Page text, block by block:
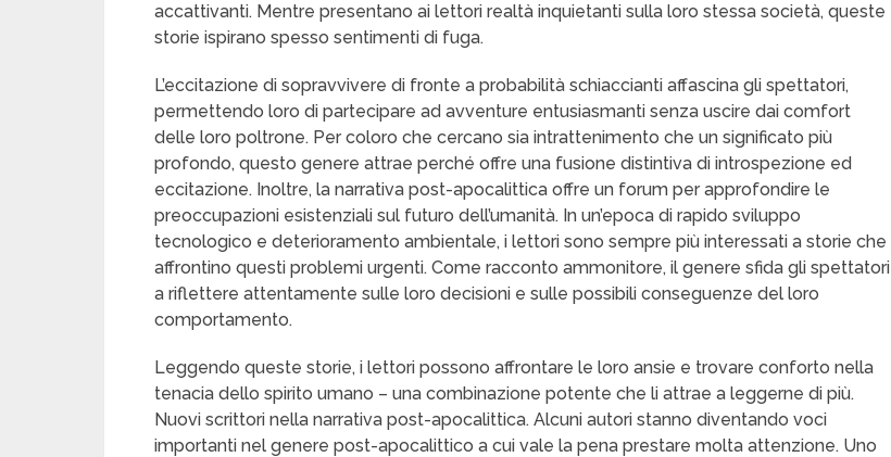
accattivanti. Mentre presentano ai lettori realtà inquietanti sulla loro stessa società, queste
storie ispirano spesso sentimenti di fuga.
L’eccitazione di sopravvivere di fronte a probabilità schiaccianti affascina gli spettatori,
permettendo loro di partecipare ad avventure entusiasmanti senza uscire dai comfort
delle loro poltrone. Per coloro che cercano sia intrattenimento che un significato più
profondo, questo genere attrae perché offre una fusione distintiva di introspezione ed
eccitazione. Inoltre, la narrativa post-apocalittica offre un forum per approfondire le
preoccupazioni esistenziali sul futuro dell’umanità. In un’epoca di rapido sviluppo
tecnologico e deterioramento ambientale, i lettori sono sempre più interessati a storie che
affrontino questi problemi urgenti. Come racconto ammonitore, il genere sfida gli spettatori
a riflettere attentamente sulle loro decisioni e sulle possibili conseguenze del loro
comportamento.
Leggendo queste storie, i lettori possono affrontare le loro ansie e trovare conforto nella
tenacia dello spirito umano – una combinazione potente che li attrae a leggerne di più.
Nuovi scrittori nella narrativa post-apocalittica. Alcuni autori stanno diventando voci
importanti nel genere post-apocalittico a cui vale la pena prestare molta attenzione. Uno